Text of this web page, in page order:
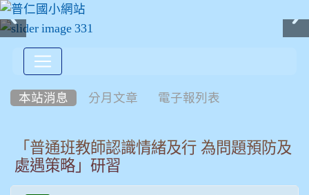
本站消息 分月文章 電子報列表
「普通班教師認識情緒及行 為問題預防及
處遇策略」研習